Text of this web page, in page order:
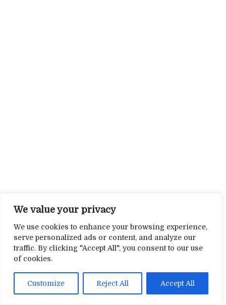
We value your privacy
We use cookies to enhance your browsing experience,
serve personalized ads or content, and analyze our
traffic. By clicking "Accept All", you consent to our use
of cookies.
Customize Reject All Accept All